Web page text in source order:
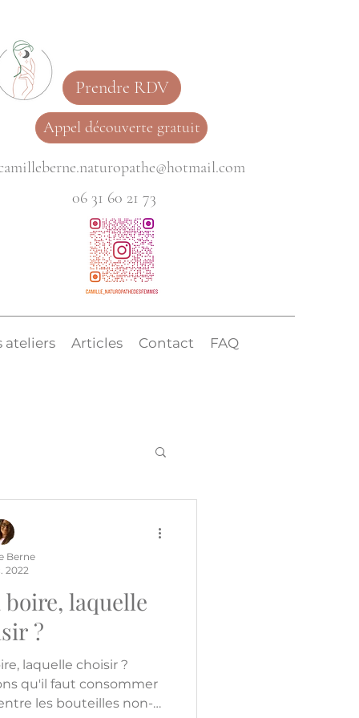
Prendre RDV
Appel découverte gratuit
06 31 60 21 73
ateliers Articles Contact FAQ
boire, laquelle
?
laquelle choisir ?
qu'il faut consommer
les bouteilles non-
Berne
2022